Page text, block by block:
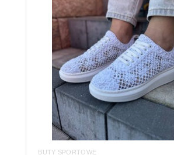
BUTY SPORTOWE